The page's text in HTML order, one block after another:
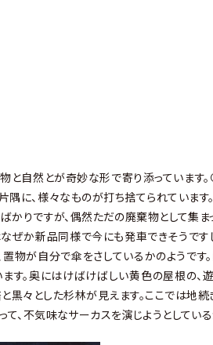
と自然とが奇妙な形で寄り添っています
隅に、様々なものが打ち捨てられています
かりですが、偶然ただの廃棄物として集ま
ぜか新品同様で今にも発車できそうです
物が自分で傘をさしているかのようです
す。奥にはけばけばしい黄色の屋根の、
黒々とした杉林が見えます。ここでは地
、不気味なサーカスを演じようとしている